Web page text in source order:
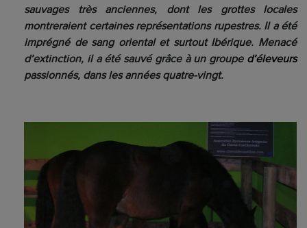
sauvages très anciennes, dont les grottes locales
montreraient certaines représentations rupestres. Il a été
imprégné de sang oriental et surtout Ibérique. Menacé
d’extinction, il a été sauvé grâce à un groupe d’éleveurs
passionnés, dans les années quatre-vingt.